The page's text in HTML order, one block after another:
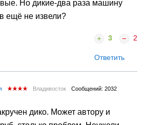
Но дикие-два раза машину
ещё не извели?
3 2
Ответить
Владивосток Сообщений: 2032
дико. Может автору и